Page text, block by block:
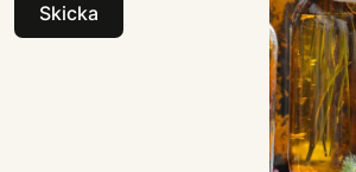
Skicka